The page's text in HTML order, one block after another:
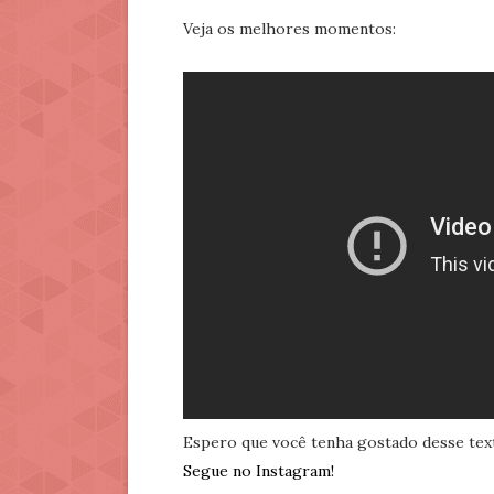
Veja os melhores momentos:
Espero que você tenha gostado desse
Segue no Instagram!